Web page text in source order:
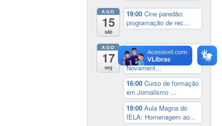
AGO
15
sáb
19:00Cine paredão:
programação de rec...
AGO
17
seg
dia inteiro
Exposição:
Perder Tudo.
Novament...
16:00Curso de formação
em Jornalismo ...
19:00Aula Magna do
IELA: Homenagem ao...